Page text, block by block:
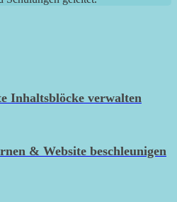
Inhaltsblöcke verwalten
& Website beschleunigen